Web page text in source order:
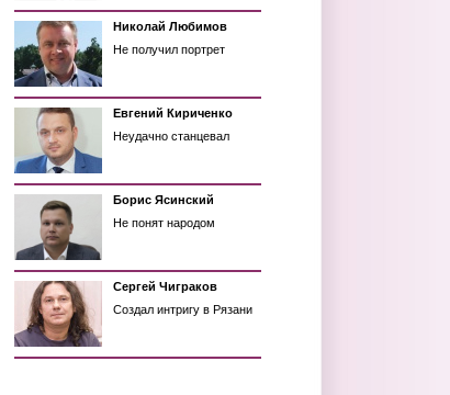
Николай Любимов
Не получил портрет
Евгений Кириченко
Неудачно станцевал
Борис Ясинский
Не понят народом
Сергей Чиграков
Создал интригу в Рязани